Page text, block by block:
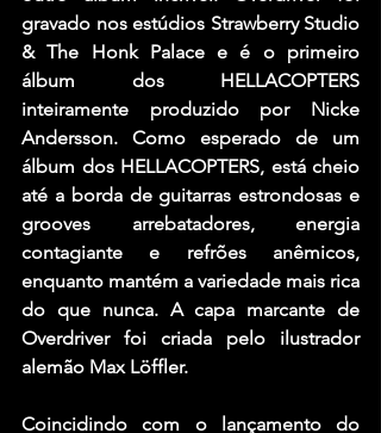
gravado nos estúdios Strawberry Studio
& The Honk Palace e é o primeiro
álbum dos HELLACOPTERS
inteiramente produzido por Nicke
Andersson. Como esperado de um
álbum dos HELLACOPTERS, está cheio
até a borda de guitarras estrondosas e
grooves arrebatadores, energia
contagiante e refrões anêmicos,
enquanto mantém a variedade mais rica
do que nunca. A capa marcante de
Overdriver foi criada pelo ilustrador
alemão Max Löffler.
Coincidindo com o lançamento do